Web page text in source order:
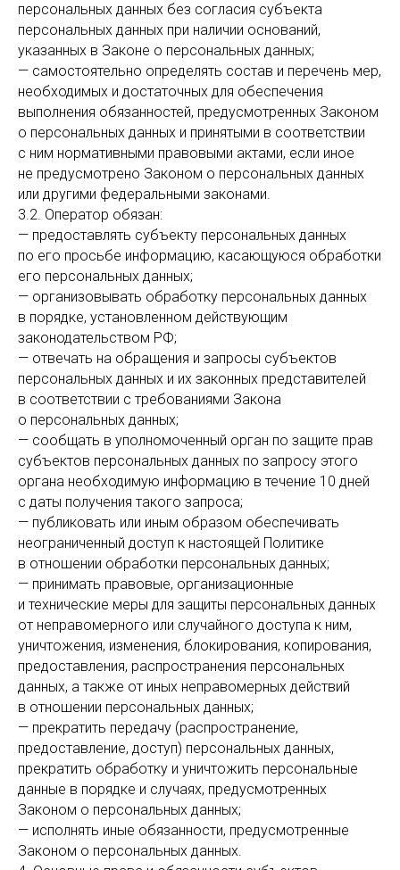
персональных данных без согласия субъекта
персональных данных при наличии оснований,
указанных в Законе о персональных данных;
— самостоятельно определять состав и перечень мер,
необходимых и достаточных для обеспечения
выполнения обязанностей, предусмотренных Законом
о персональных данных и принятыми в соответствии
с ним нормативными правовыми актами, если иное
не предусмотрено Законом о персональных данных
или другими федеральными законами.
3.2. Оператор обязан:
— предоставлять субъекту персональных данных
по его просьбе информацию, касающуюся обработки
его персональных данных;
— организовывать обработку персональных данных
в порядке, установленном действующим
законодательством РФ;
— отвечать на обращения и запросы субъектов
персональных данных и их законных представителей
в соответствии с требованиями Закона
о персональных данных;
— сообщать в уполномоченный орган по защите прав
субъектов персональных данных по запросу этого
органа необходимую информацию в течение 10 дней
с даты получения такого запроса;
— публиковать или иным образом обеспечивать
неограниченный доступ к настоящей Политике
в отношении обработки персональных данных;
— принимать правовые, организационные
и технические меры для защиты персональных данных
от неправомерного или случайного доступа к ним,
уничтожения, изменения, блокирования, копирования,
предоставления, распространения персональных
данных, а также от иных неправомерных действий
в отношении персональных данных;
— прекратить передачу (распространение,
предоставление, доступ) персональных данных,
прекратить обработку и уничтожить персональные
данные в порядке и случаях, предусмотренных
Законом о персональных данных;
— исполнять иные обязанности, предусмотренные
Законом о персональных данных.